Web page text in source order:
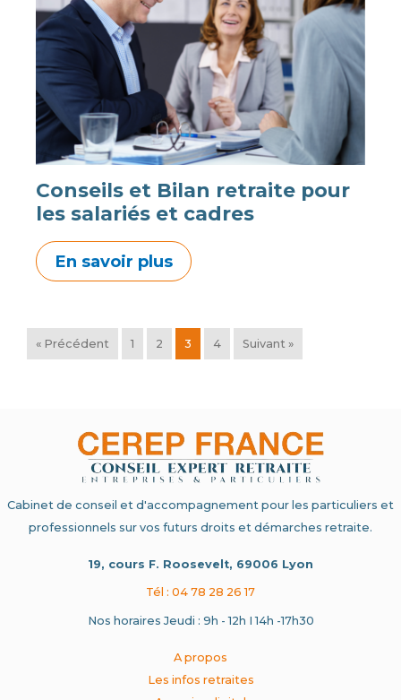
Conseils et Bilan retraite pour
les salariés et cadres
En savoir plus
« Précédent 1 2 3 4 Suivant »
Cabinet de conseil et d'accompagnement pour les particuliers et
professionnels sur vos futurs droits et démarches retraite.
19, cours F. Roosevelt, 69006 Lyon
Tél : 04 78 28 26 17
Nos horaires Jeudi : 9h - 12h I 14h -17h30
A propos
Les infos retraites